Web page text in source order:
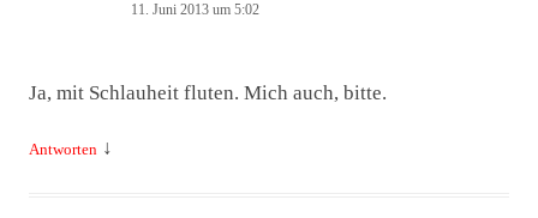
11. Juni 2013 um 5:02
Ja, mit Schlauheit fluten. Mich auch, bitte.
Antworten ↓